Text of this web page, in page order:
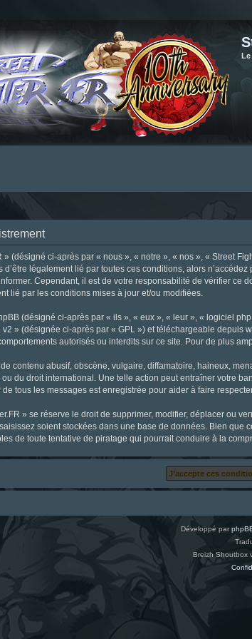
Le
» (désigné ci-après par « nous », « notre », « nos », « Street
d’être légalement lié par toutes ces conditions, alors
Cependant, il est de votre responsabilité de vérifier ce
lié par les conditions mises à jour et/ou modifiées.
(désigné ci-après par « ils », « eux », « leur », « logiciel
v2 » (désignée ci-après par « GPL ») et téléchargeable depuis
autorisés ou interdits sur ce site. Pour de plus
contenu abusif, obscène, vulgaire, diffamatoire, haineux,
du droit international. Une telle action peut entraîner votre
tous les messages est enregistrée pour aider à faire
» se réserve le droit de supprimer, modifier, déplacer ou
soient stockées dans une base de données. Bien
de toute tentative de piratage qui pourrait conduire à la
Développé par
Breizh Shoutbox